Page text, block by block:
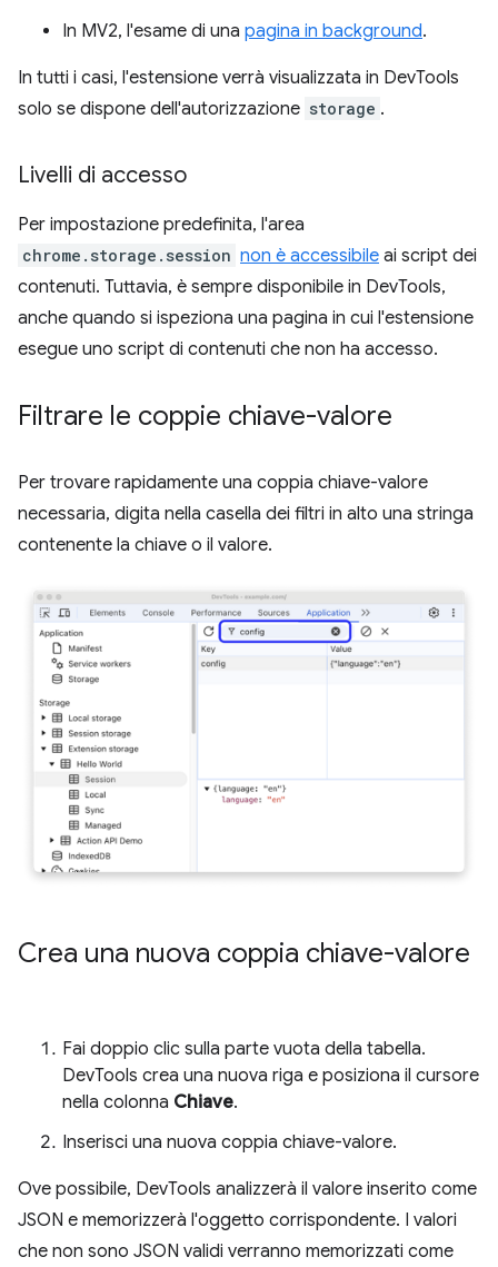
In MV2, l'esame di una pagina in background.
In tutti i casi, l'estensione verrà visualizzata in DevTools
solo se dispone dell'autorizzazione storage .
Livelli di accesso
Per impostazione predefinita, l'area
chrome.storage.session non è accessibile ai script dei
contenuti. Tuttavia, è sempre disponibile in DevTools,
anche quando si ispeziona una pagina in cui l'estensione
esegue uno script di contenuti che non ha accesso.
Filtrare le coppie chiave-valore
Per trovare rapidamente una coppia chiave-valore
necessaria, digita nella casella dei filtri in alto una stringa
contenente la chiave o il valore.
Crea una nuova coppia chiave-valore
Fai doppio clic sulla parte vuota della tabella.
DevTools crea una nuova riga e posiziona il cursore
nella colonna Chiave.
Inserisci una nuova coppia chiave-valore.
Ove possibile, DevTools analizzerà il valore inserito come
JSON e memorizzerà l'oggetto corrispondente. I valori
che non sono JSON validi verranno memorizzati come